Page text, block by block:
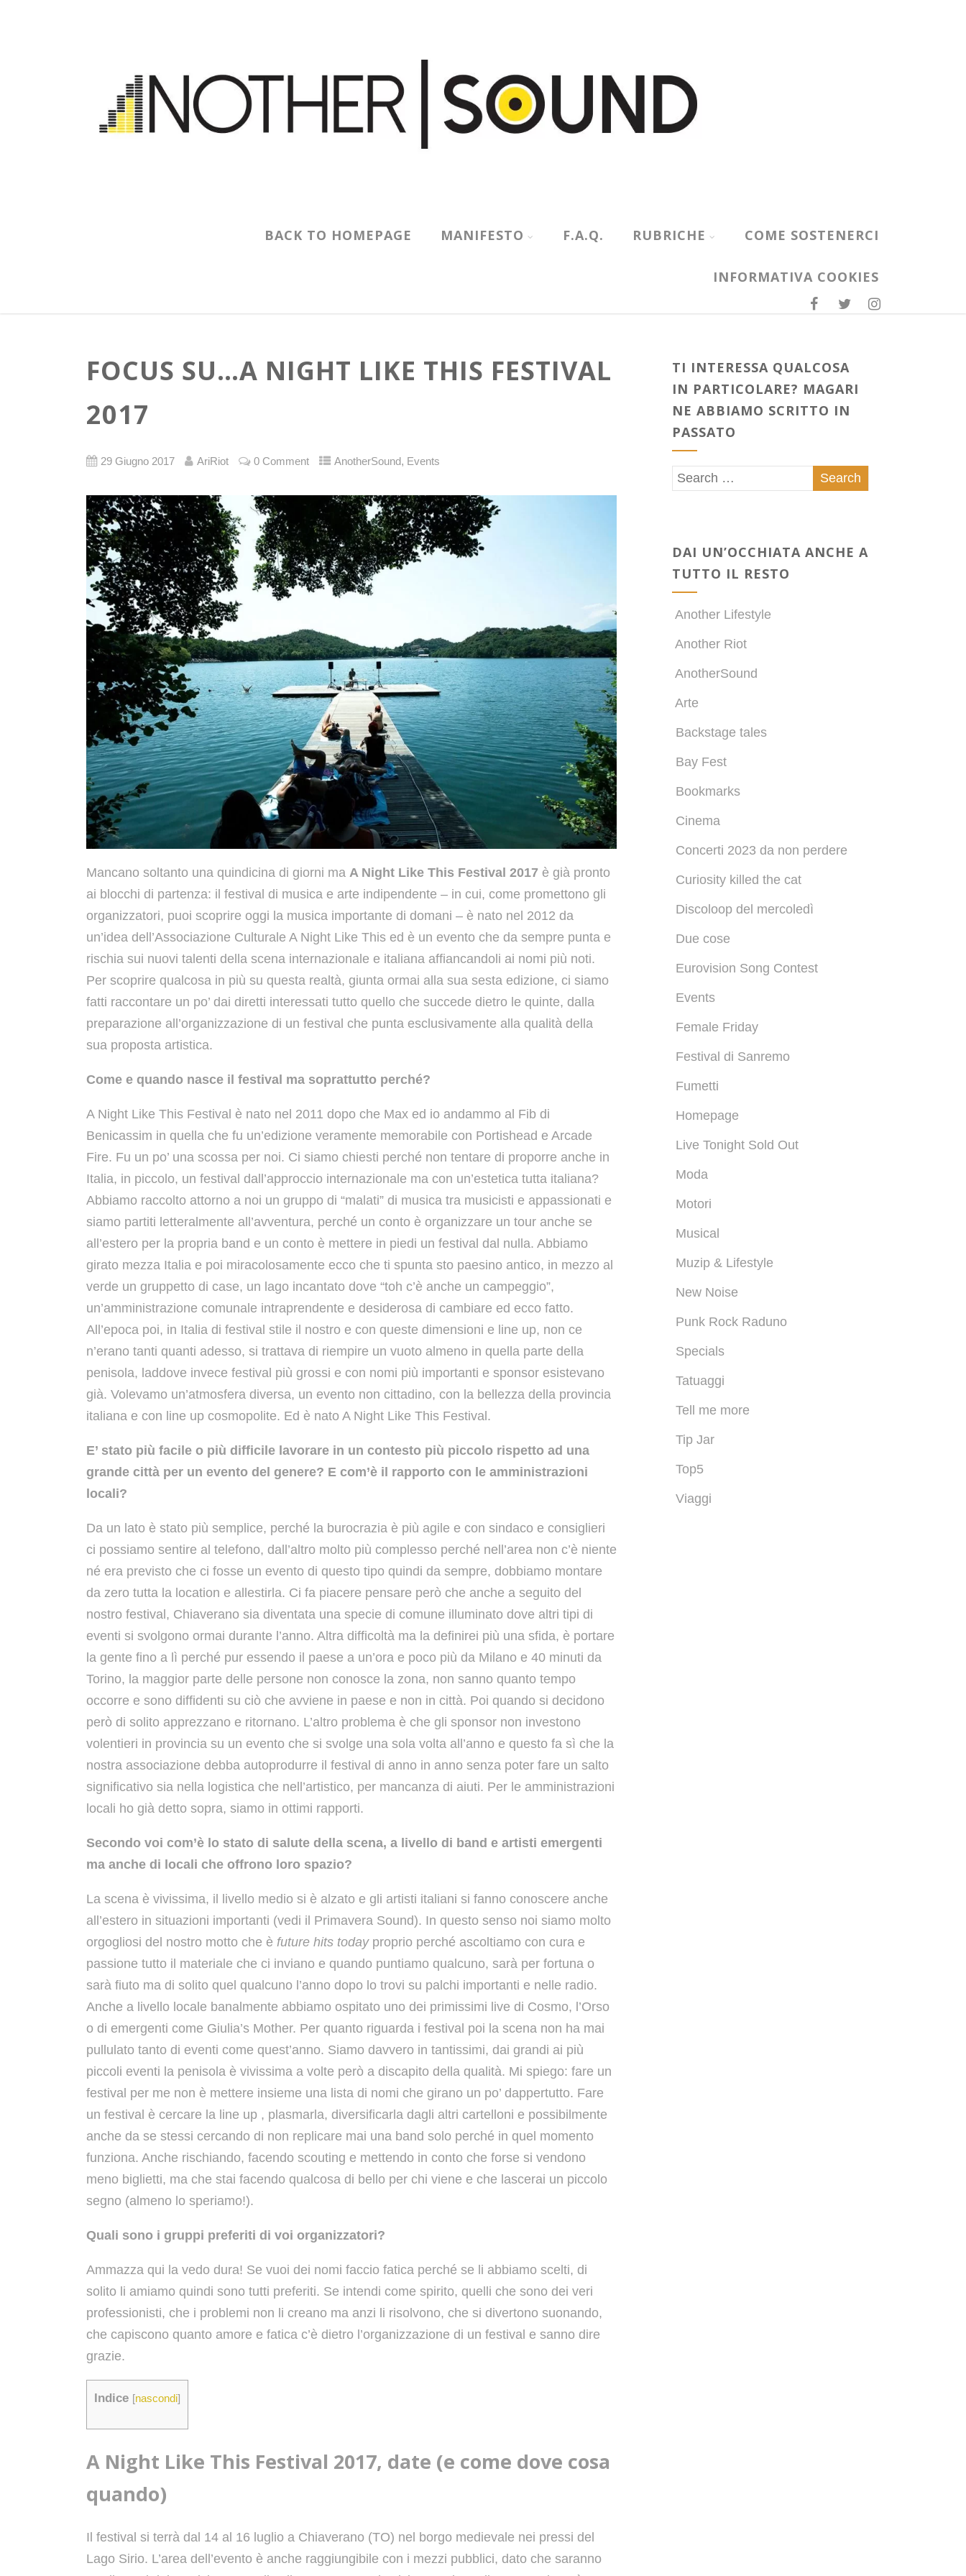
BACK TO HOMEPAGE MANIFESTO F.A.Q. RUBRICHE COME SOSTENERCI
INFORMATIVA COOKIES
FOCUS SU…A NIGHT LIKE THIS FESTIVAL
2017
29 Giugno 2017 AriRiot 0 Comment AnotherSound Events
Mancano soltanto una quindicina di giorni ma A Night Like This Festival 2017 è già pronto
ai blocchi di partenza: il festival di musica e arte indipendente – in cui, come promettono gli
organizzatori, puoi scoprire oggi la musica importante di domani – è nato nel 2012 da
un’idea dell’Associazione Culturale A Night Like This ed è un evento che da sempre punta e
rischia sui nuovi talenti della scena internazionale e italiana affiancandoli ai nomi più noti.
Per scoprire qualcosa in più su questa realtà, giunta ormai alla sua sesta edizione, ci siamo
fatti raccontare un po’ dai diretti interessati tutto quello che succede dietro le quinte, dalla
preparazione all’organizzazione di un festival che punta esclusivamente alla qualità della
sua proposta artistica.
Come e quando nasce il festival ma soprattutto perché?
A Night Like This Festival è nato nel 2011 dopo che Max ed io andammo al Fib di
Benicassim in quella che fu un’edizione veramente memorabile con Portishead e Arcade
Fire. Fu un po’ una scossa per noi. Ci siamo chiesti perché non tentare di proporre anche in
Italia, in piccolo, un festival dall’approccio internazionale ma con un’estetica tutta italiana?
Abbiamo raccolto attorno a noi un gruppo di “malati” di musica tra musicisti e appassionati e
siamo partiti letteralmente all’avventura, perché un conto è organizzare un tour anche se
all’estero per la propria band e un conto è mettere in piedi un festival dal nulla. Abbiamo
girato mezza Italia e poi miracolosamente ecco che ti spunta sto paesino antico, in mezzo al
verde un gruppetto di case, un lago incantato dove “toh c’è anche un campeggio”,
un’amministrazione comunale intraprendente e desiderosa di cambiare ed ecco fatto.
All’epoca poi, in Italia di festival stile il nostro e con queste dimensioni e line up, non ce
n’erano tanti quanti adesso, si trattava di riempire un vuoto almeno in quella parte della
penisola, laddove invece festival più grossi e con nomi più importanti e sponsor esistevano
già. Volevamo un’atmosfera diversa, un evento non cittadino, con la bellezza della provincia
italiana e con line up cosmopolite. Ed è nato A Night Like This Festival.
E’ stato più facile o più difficile lavorare in un contesto più piccolo rispetto ad una
grande città per un evento del genere? E com’è il rapporto con le amministrazioni
locali?
Da un lato è stato più semplice, perché la burocrazia è più agile e con sindaco e consiglieri
ci possiamo sentire al telefono, dall’altro molto più complesso perché nell’area non c’è niente
né era previsto che ci fosse un evento di questo tipo quindi da sempre, dobbiamo montare
da zero tutta la location e allestirla. Ci fa piacere pensare però che anche a seguito del
nostro festival, Chiaverano sia diventata una specie di comune illuminato dove altri tipi di
eventi si svolgono ormai durante l’anno. Altra difficoltà ma la definirei più una sfida, è portare
la gente fino a lì perché pur essendo il paese a un’ora e poco più da Milano e 40 minuti da
Torino, la maggior parte delle persone non conosce la zona, non sanno quanto tempo
occorre e sono diffidenti su ciò che avviene in paese e non in città. Poi quando si decidono
però di solito apprezzano e ritornano. L’altro problema è che gli sponsor non investono
volentieri in provincia su un evento che si svolge una sola volta all’anno e questo fa sì che la
nostra associazione debba autoprodurre il festival di anno in anno senza poter fare un salto
significativo sia nella logistica che nell’artistico, per mancanza di aiuti. Per le amministrazioni
locali ho già detto sopra, siamo in ottimi rapporti.
Secondo voi com’è lo stato di salute della scena, a livello di band e artisti emergenti
ma anche di locali che offrono loro spazio?
La scena è vivissima, il livello medio si è alzato e gli artisti italiani si fanno conoscere anche
all’estero in situazioni importanti (vedi il Primavera Sound). In questo senso noi siamo molto
orgogliosi del nostro motto che è future hits todayproprio perché ascoltiamo con cura e
passione tutto il materiale che ci inviano e quando puntiamo qualcuno, sarà per fortuna o
sarà fiuto ma di solito quel qualcuno l’anno dopo lo trovi su palchi importanti e nelle radio.
Anche a livello locale banalmente abbiamo ospitato uno dei primissimi live di Cosmo, l’Orso
o di emergenti come Giulia’s Mother. Per quanto riguarda i festival poi la scena non ha mai
pullulato tanto di eventi come quest’anno. Siamo davvero in tantissimi, dai grandi ai più
piccoli eventi la penisola è vivissima a volte però a discapito della qualità. Mi spiego: fare un
festival per me non è mettere insieme una lista di nomi che girano un po’ dappertutto. Fare
un festival è cercare la line up , plasmarla, diversificarla dagli altri cartelloni e possibilmente
anche da se stessi cercando di non replicare mai una band solo perché in quel momento
funziona. Anche rischiando, facendo scouting e mettendo in conto che forse si vendono
meno biglietti, ma che stai facendo qualcosa di bello per chi viene e che lascerai un piccolo
segno (almeno lo speriamo!).
Quali sono i gruppi preferiti di voi organizzatori?
Ammazza qui la vedo dura! Se vuoi dei nomi faccio fatica perché se li abbiamo scelti, di
solito li amiamo quindi sono tutti preferiti. Se intendi come spirito, quelli che sono dei veri
professionisti, che i problemi non li creano ma anzi li risolvono, che si divertono suonando,
che capiscono quanto amore e fatica c’è dietro l’organizzazione di un festival e sanno dire
grazie.
Indice [nascondi]
A Night Like This Festival 2017, date (e come dove cosa
quando)
Il festival si terrà dal 14 al 16 luglio a Chiaverano (TO) nel borgo medievale nei pressi del
Lago Sirio. L’area dell’evento è anche raggiungibile con i mezzi pubblici, dato che saranno
TI INTERESSA QUALCOSA
IN PARTICOLARE? MAGARI
NE ABBIAMO SCRITTO IN
PASSATO
DAI UN’OCCHIATA ANCHE A
TUTTO IL RESTO
Another Lifestyle
Another Riot
AnotherSound
Arte
Backstage tales
Bay Fest
Bookmarks
Cinema
Concerti 2023 da non perdere
Curiosity killed the cat
Discoloop del mercoledì
Due cose
Eurovision Song Contest
Events
Female Friday
Festival di Sanremo
Fumetti
Homepage
Live Tonight Sold Out
Moda
Motori
Musical
Muzip & Lifestyle
New Noise
Punk Rock Raduno
Specials
Tatuaggi
Tell me more
Tip Jar
Top5
Viaggi